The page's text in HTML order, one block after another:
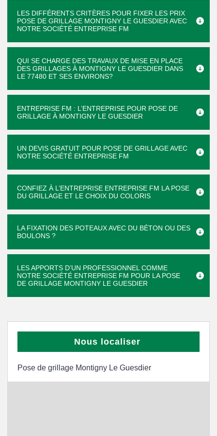
LES DIFFÉRENTS CRITÈRES POUR FIXER LES PRIX
POSE DE GRILLAGE MONTIGNY LE GUESDIER AVEC
NOTRE SOCIÉTÉ ENTREPRISE FM
QUI SE CHARGE DES TRAVAUX DE MISE EN PLACE
DES GRILLAGES À MONTIGNY LE GUESDIER DANS
LE 77480 ET SES ENVIRONS?
ENTREPRISE FM : L’ENTREPRISE POUR POSE DE
GRILLAGE À MONTIGNY LE GUESDIER
UN DEVIS GRATUIT POUR POSE DE GRILLAGE AVEC
NOTRE SOCIÉTÉ ENTREPRISE FM
CONFIEZ À L’ENTREPRISE ENTREPRISE FM LA POSE
DU GRILLAGE ET LE CHOIX DU COLORIS
LA FIXATION DES POTEAUX AVEC DU BÉTON OU DES
BOULONS ?
LES APPORTS D’UN PROFESSIONNEL COMME
NOTRE SOCIÉTÉ ENTREPRISE FM POUR LA POSE
DE GRILLAGE MONTIGNY LE GUESDIER
Nous localiser
Pose de grillage Montigny Le Guesdier